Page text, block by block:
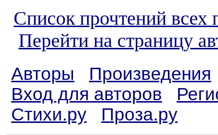
Список прочтений всех
Перейти на страницу
Авторы
Произведения
Вход для авторов
Стихи.ру
Проза.ру